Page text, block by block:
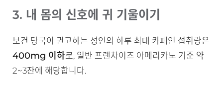
3. 내 몸의 신호에 귀 기울이기
보건 당국이 권고하는 성인의 하루 최대 카페인 섭취량은
400mg 이하로, 일반 프랜차이즈 아메리카노 기준 약
2~3잔에 해당합니다.